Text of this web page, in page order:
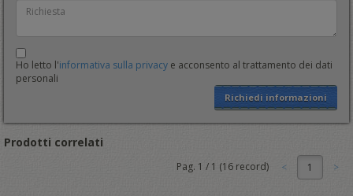
Ho letto l'informativa sulla privacy e acconsento al trattamento dei dati
personali
Richiedi informazioni
Prodotti correlati
Pag. 1 / 1 (16 record) 1